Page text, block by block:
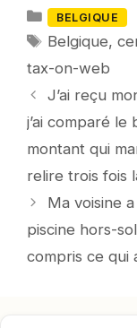
Catégories
BELGIQUE
Mots-
Belgique,
tax-on-web
J’ai reçu
j’ai comparé
montant qui
relire trois fois
Ma voisine
piscine hors-
compris ce qui